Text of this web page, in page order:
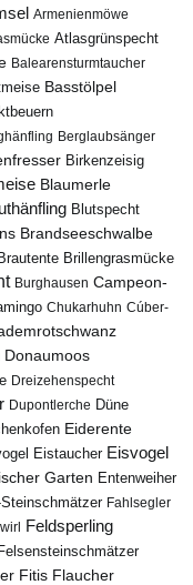
Armenienmöwe
Atlasgrünspecht
Balearensturmtaucher
Basstölpel
Berglaubsänger
Birkenzeisig
Blaumerle
Blutspecht
Brandseeschwalbe
Brautente Brillengrasmücke
Burghausen Campeon-
Chukarhuhn Cúber-
Donaumoos
Dreizehenspecht
Dupontlerche Düne
Eiderente
Eistaucher Eisvogel
Garten Entenweiher
Fahlsegler
Feldsperling
Felsensteinschmätzer
Fitis Flaucher